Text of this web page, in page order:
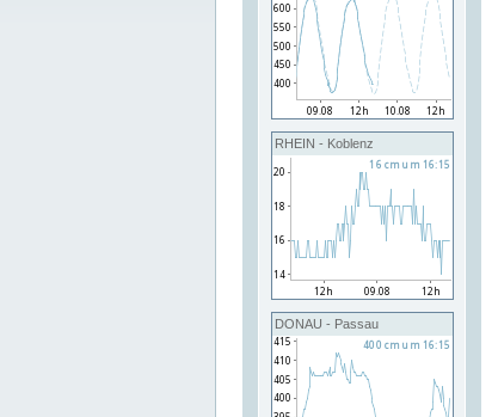
RHEIN - Koblenz
DONAU - Passau